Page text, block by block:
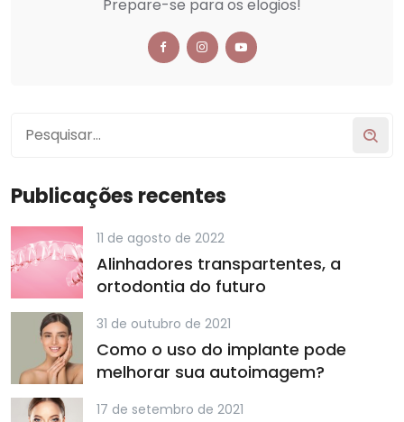
Prepare-se para os elogios!
Publicações recentes
11 de agosto de 2022
Alinhadores transpartentes, a
ortodontia do futuro
31 de outubro de 2021
Como o uso do implante pode
melhorar sua autoimagem?
17 de setembro de 2021